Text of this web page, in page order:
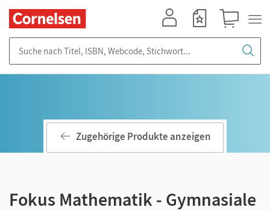
Zugehörige Produkte anzeigen
Fokus Mathematik - Gymnasiale